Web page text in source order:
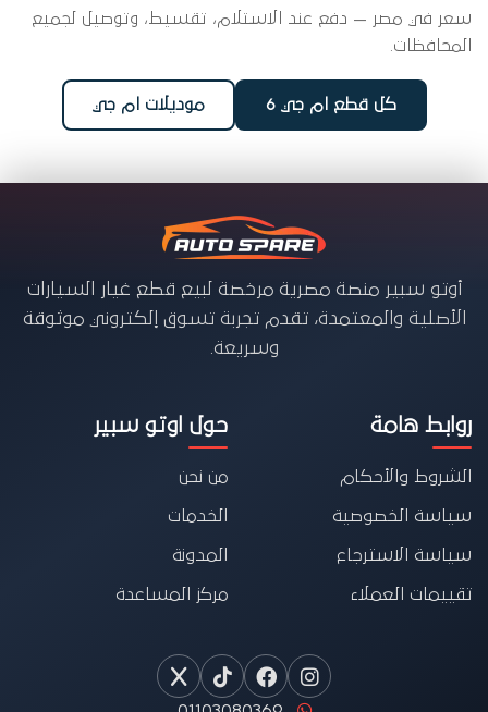
سعر في مصر — دفع عند الاستلام، تقسيط، وتوصيل لجميع
المحافظات.
كل قطع ام جي 6 موديلات ام جي
أوتو سبير منصة مصرية مرخصة لبيع قطع غيار السيارات
الأصلية والمعتمدة، تقدم تجربة تسوق إلكتروني موثوقة
وسريعة.
روابط هامة
الشروط والأحكام
سياسة الخصوصية
سياسة الاسترجاع
تقييمات العملاء
حول اوتو سبير
من نحن
الخدمات
المدونة
مركز المساعدة